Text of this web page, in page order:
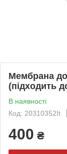
Мембрана
(підходить
В наявності
Код: 20310352It
400 ₴